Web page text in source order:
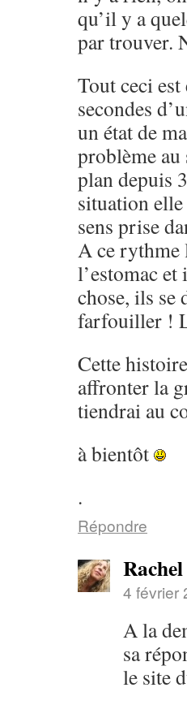
qu’il y a
par trouver.
Tout ceci
secondes
un état de
problème au
plan depuis
situation
sens prise
A ce rythme
l’estomac
chose, ils se
farfouiller !
Cette
affronter la
tiendrai au
à bientôt
.
Répondre
4 février
A la
sa
le site